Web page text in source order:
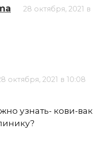
28 октября, 2021 в
октября, 2021 в 10:08
узнать- кови-вак